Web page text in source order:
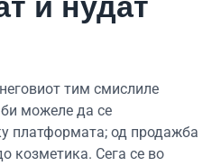
тим смислиле
можеле да се
платформата; од продажба
козметика. Сега се во